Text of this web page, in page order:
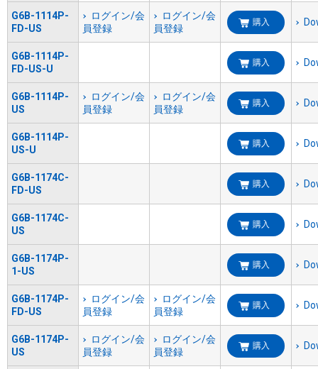
G6B-1114P-
FD-US
ログイン/会
員登録
ログイン/会
員登録
購入
G6B-1114P-
FD-US-U
購入
G6B-1114P-
US
ログイン/会
員登録
ログイン/会
員登録
購入
G6B-1114P-
US-U
購入
G6B-1174C-
FD-US
購入
G6B-1174C-
US
購入
G6B-1174P-
1-US
購入
G6B-1174P-
FD-US
ログイン/会
員登録
ログイン/会
員登録
購入
G6B-1174P-
US
ログイン/会
員登録
ログイン/会
員登録
購入